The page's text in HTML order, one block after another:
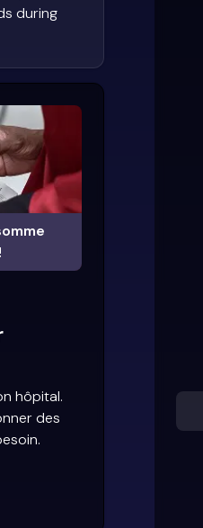
during
hôpital.
des